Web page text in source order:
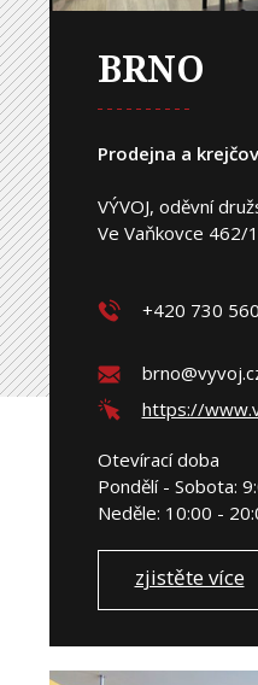
BRNO
Prodejna a
VÝVOJ, oděvní
Ve Vaňkovce 462/
+420 730
https://
Otevírací doba
Pondělí - Sobota:
Neděle: 10:00 -
zjistěte více